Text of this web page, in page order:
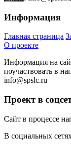
Информация
Главная страница
О проекте
Информация на
поучаствовать в
info@spslc.ru
Проект в
Сайт в процессе
В социальных